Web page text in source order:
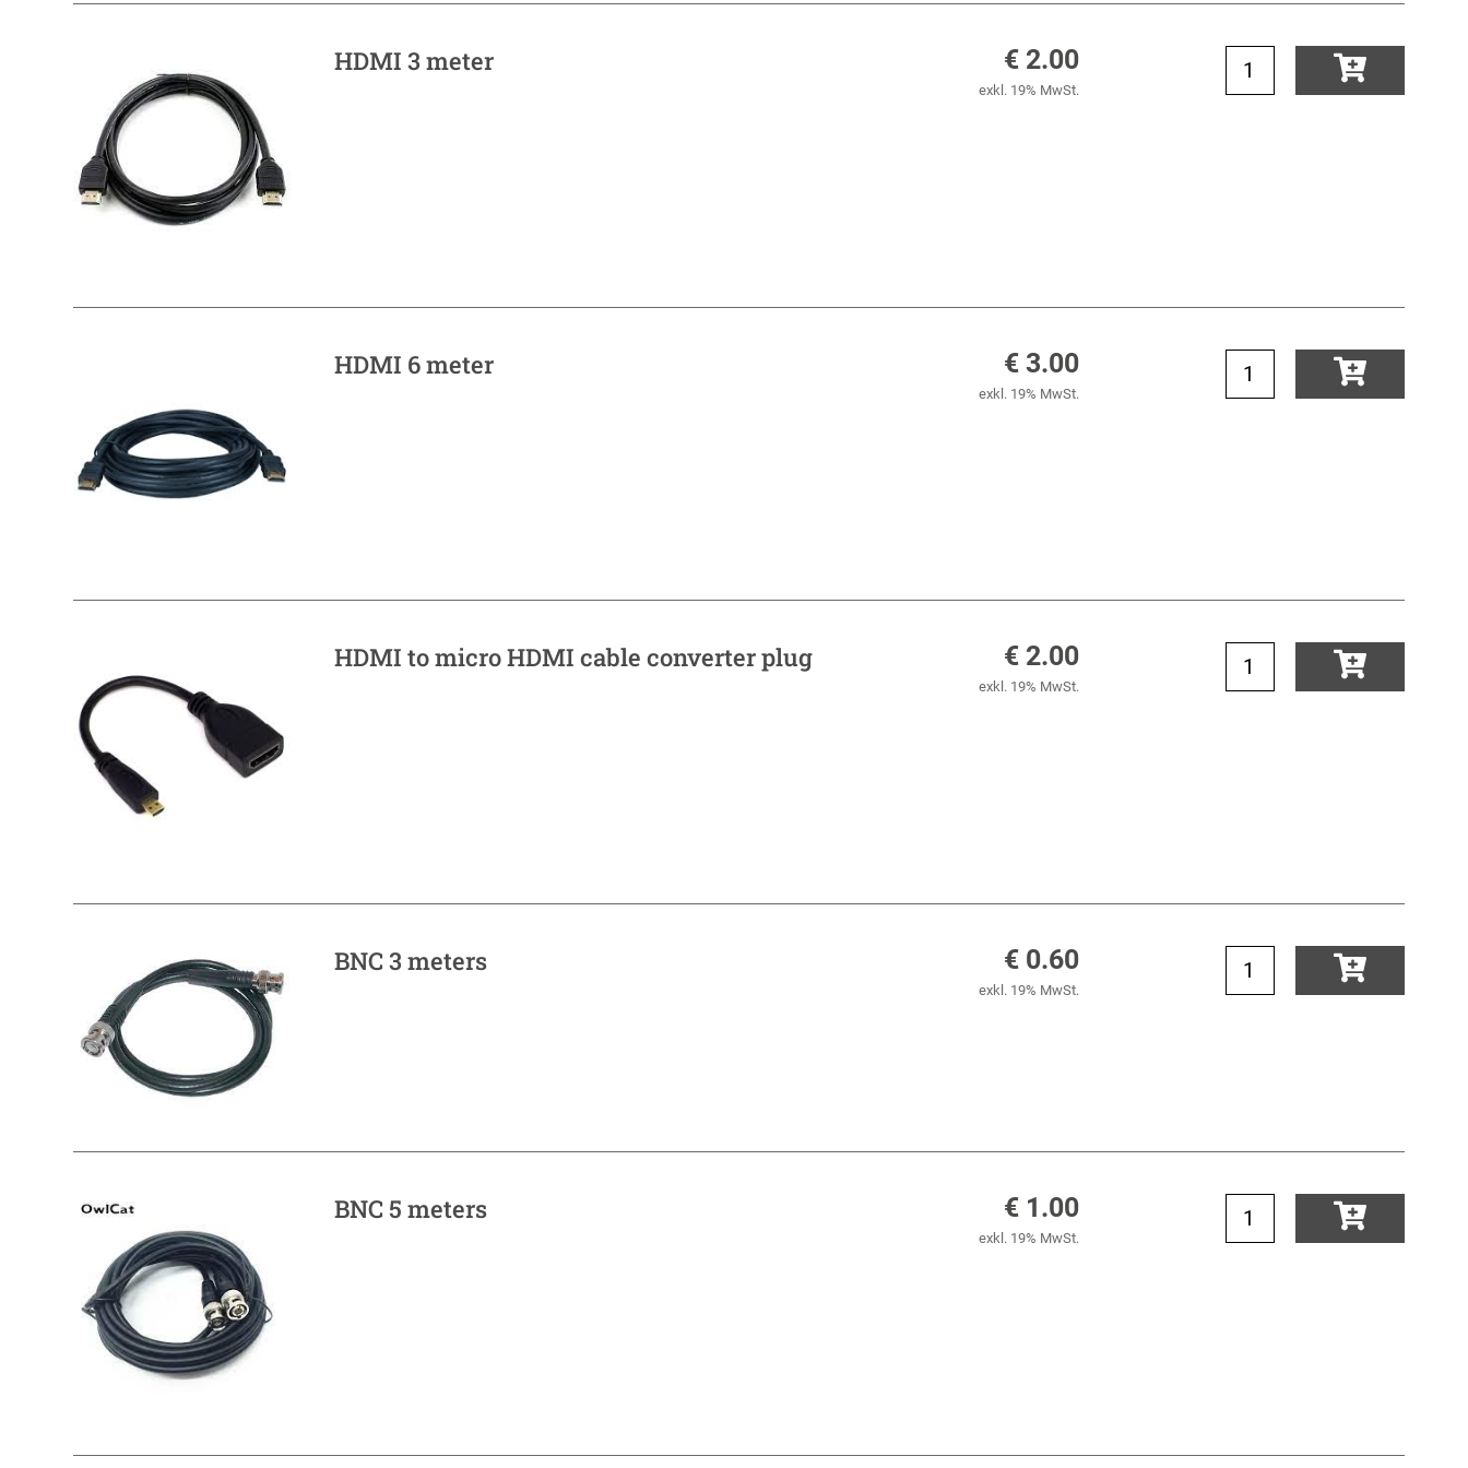
HDMI 3 meter € 2.00
exkl. 19% MwSt.
HDMI 6 meter € 3.00
exkl. 19% MwSt.
HDMI to micro HDMI cable converter plug € 2.00
exkl. 19% MwSt.
BNC 3 meters € 0.60
exkl. 19% MwSt.
BNC 5 meters € 1.00
exkl. 19% MwSt.